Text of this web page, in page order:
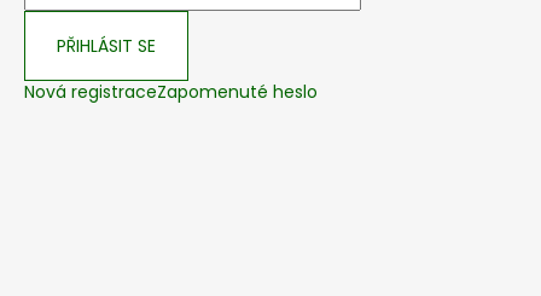
PŘIHLÁSIT SE
Nová registraceZapomenuté heslo